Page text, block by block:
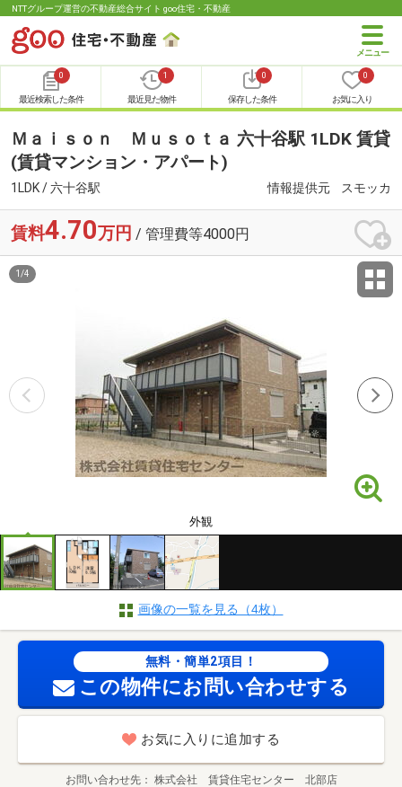
NTTグループ運営の不動産総合サイト goo住宅・不動産
0
最近検索した条件
1
最近見た物件
0
保存した条件
0
お気に入り
Ｍａｉｓｏｎ Ｍｕｓｏｔａ 六十谷駅 1LDK 賃貸
(賃貸マンション・アパート)
1LDK / 六十谷駅 情報提供元 スモッカ
賃料4.70万円 / 管理費等4000円
外観
1 /4
画像の一覧を見る（4枚）
無料・簡単2項目！
この物件にお問い合わせする
お気に入りに追加する
お問い合わせ先 株式会社 賃貸住宅センター 北部店